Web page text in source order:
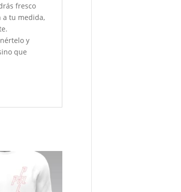
fresco
a tu medida,
y
que